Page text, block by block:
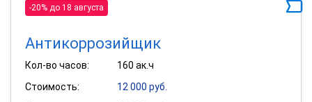
-20% до 18 августа
Антикоррозийщик
Кол-во часов:
160 ак.ч
Стоимость:
12 000 руб.